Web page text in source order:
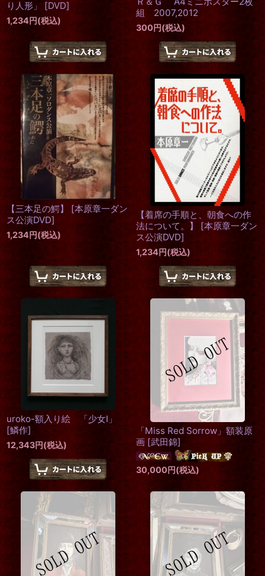
り人形」 [DVD]
1,234円(税込)
組 2007,2012
300円(税込)
【三本足の鰐】 [本原章一ダン
ス公演DVD]
1,234円(税込)
【着席の手順と、朝食への作
法について。】
[本原章一ダン
ス公演DVD]
1,234円(税込)
uroko-額入り絵 「少女I」
[鱗作]
12,343円(税込)
「Miss Red Sorrow」額装原
画 [武田錦]
30,000円(税込)